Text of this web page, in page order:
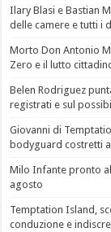
Ilary Blasi e Bastian
delle camere e tutti i
Morto Don Antonio
Zero e il lutto
Belen Rodriguez
registrati e sul
Giovanni di
bodyguard costretti
Milo Infante pronto
agosto
Temptation Island,
conduzione e